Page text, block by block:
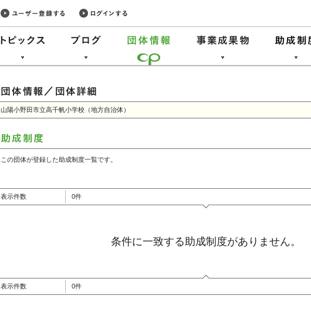
山陽小野田市立高千帆小学校（地方自治体）
この団体が登録した助成制度一覧です。
表示件数 0件
条件に一致する助成制度がありません。
表示件数 0件